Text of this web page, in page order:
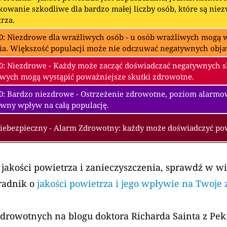
szkodliwe dla bardzo małej liczby osób, które są
Niezdrowe dla wrażliwych osób - u osób wrażliwych mogą
Większość populacji może nie odczuwać negatywnych
Niezdrowe - Każdy może zacząć doświadczać
mogą wystąpić poważniejsze skutki zdrowotne.
Bardzo niezdrowe - Ostrzeżenie zdrowotne, poziom
wpływ na całą populację.
- Alarm Zdrowotny: każdy może doświadczyć
powietrza i zanieczyszczenia, sprawdź w
o jakości powietrza i jego wpływie na Twoje
na blogu doktora Richarda Sainta z